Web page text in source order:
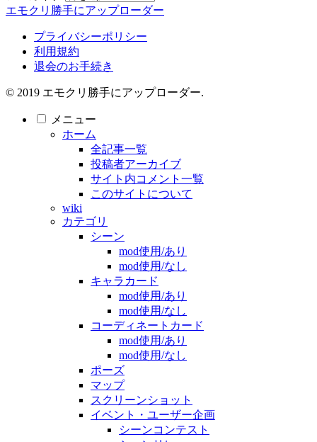
エモクリ勝手にアップローダー
プライバシーポリシー
利用規約
退会のお手続き
© 2019 エモクリ勝手にアップローダー.
メニュー
ホーム
全記事一覧
投稿者アーカイブ
サイト内コメント一覧
このサイトについて
wiki
カテゴリ
シーン
mod使用/あり
mod使用/なし
キャラカード
mod使用/あり
mod使用/なし
コーディネートカード
mod使用/あり
mod使用/なし
ポーズ
マップ
スクリーンショット
イベント・ユーザー企画
シーンコンテスト